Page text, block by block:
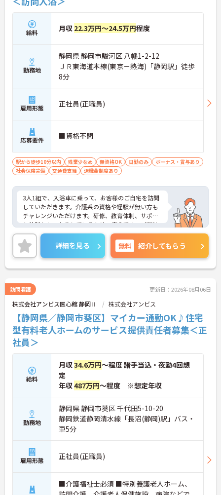
給料 月収 22.3万円～24.5万円程度
勤務地
静岡県 静岡市駿河区 八幡1-2-12
ＪＲ東海道本線(東京－熱海)「静岡駅」徒歩
8分
雇用形態 正社員(正職員)
応募要件 ■資格不問
駅から徒歩10分以内 残業少なめ 無資格OK 日勤のみ
ボーナス・賞与あり
社会保険完備
交通費支給 退職金制度あり
3人1組で、入浴車に乗って、お客様のご自宅を訪問
していただきます。介護系の資格や経験が無い方も
チャレンジいただけます。研修、教育体制、サポー
ト体制もしっかりしているため、安心です。ご興味
をお持ちの方には詳細の情報や面接のポイントをお
伝えしますのでお気軽にお問い合わせくださいま
せ。
詳細を見る 無料 紹介してもらう
訪問看護 更新日：2026年08月06日
株式会社アンビス医心館 静岡Ⅱ 株式会社アンビス
【静岡県／静岡市葵区】マイカー通勤OK♪住宅
型有料老人ホームのサービス提供責任者募集＜正
社員＞
給料
月収34.6万円～程度 諸手当込・夜勤4回想
定
年収487万円～程度 ※想定年収
勤務地
静岡県 静岡市葵区 千代田5-10-20
静岡鉄道静岡清水線「長沼(静岡)駅」バス・
車5分
雇用形態 正社員(正職員)
■介護福祉士必須 ■特別養護老人ホーム、